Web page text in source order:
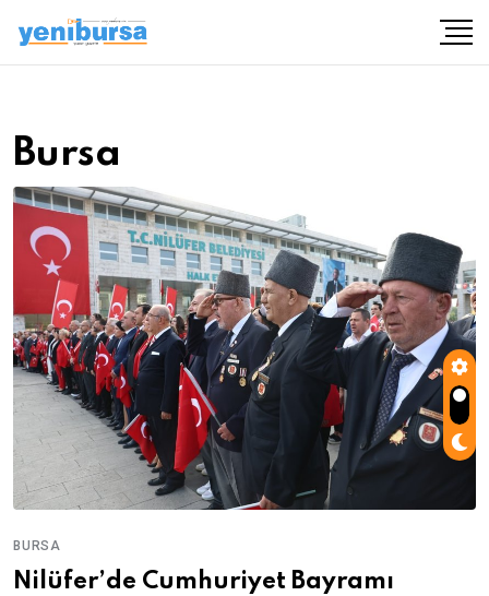
Bursa
BURSA
Nilüfer’de Cumhuriyet Bayramı